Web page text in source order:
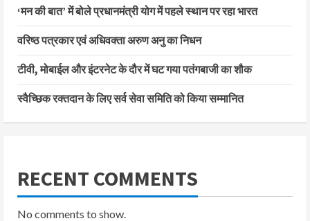
‘मन की बात’ में बोले प्रधानमंत्री योग में पहले स्थान पर रहा भारत
वरिष्ठ पत्रकार एवं अधिवक्ता अरुण अनु का निधन
टीवी, मोबाईल और इंटरनेट के दौर में घट गया पतंगबाजी का शौक
स्वैच्छिक रक्तदान के लिए सर्व सेवा समिति को किया सम्मानित
RECENT COMMENTS
No comments to show.